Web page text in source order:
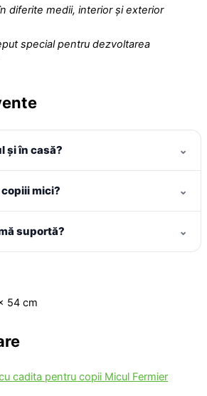
diferite medii, interior și exterior
special pentru dezvoltarea
și în casă?
mici?
suportă?
54 cm